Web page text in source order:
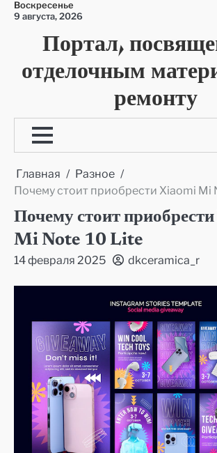
Перейти
содержимому
Воскресенье
9 августа, 2026
Портал,
отделочным
ремонту
Главная
Разное
Почему стоит приобрести Xiaomi Mi
Почему стоит
Mi Note 10 Lite
14 февраля 2025 dkceramica_r